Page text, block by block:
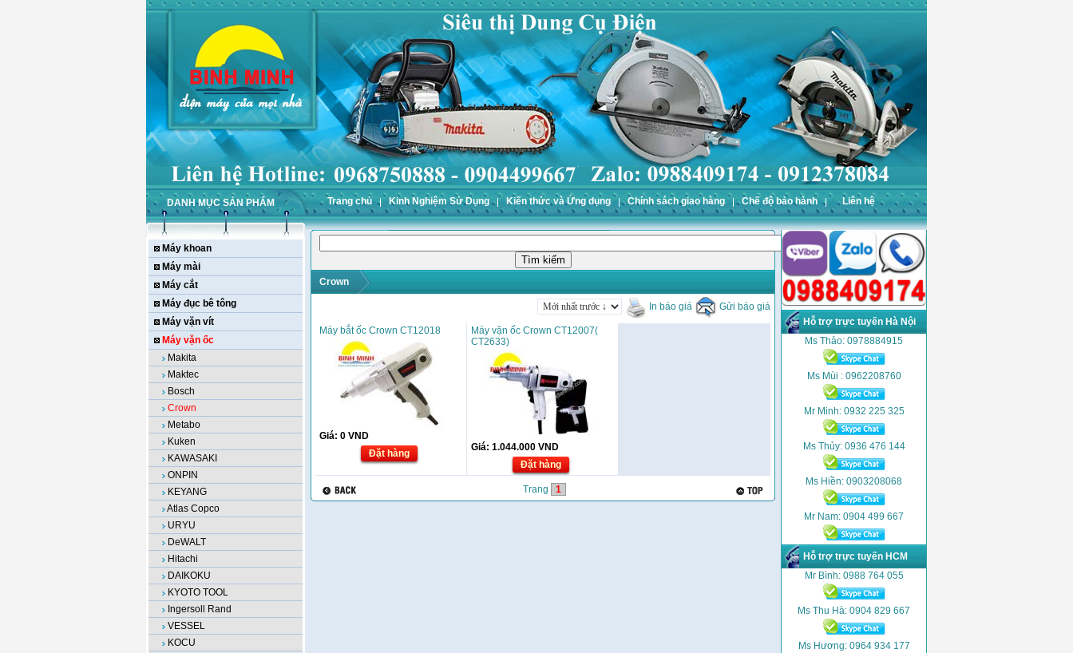
DANH MỤC SẢN PHẨM Trang chủ Kinh Nghiệm Sử Dụng Kiến thức và Ứng dụng Chính sách giao hàng Chế độ bảo hành Liên hệ
Máy khoan
Máy mài
Máy cắt
Máy đục bê tông
Máy vặn vít
Máy vặn ốc
Makita
Maktec
Bosch
Crown
Metabo
Kuken
KAWASAKI
ONPIN
KEYANG
Atlas Copco
URYU
DeWALT
Hitachi
DAIKOKU
KYOTO TOOL
Ingersoll Rand
VESSEL
KOCU
Crown
In báo giá Gửi báo giá
Máy bắt ốc Crown CT12018
Giá: 0 VND
Đặt hàng
Máy vặn ốc Crown CT12007(
CT2633)
Giá: 1.044.000 VND
Đặt hàng
Trang 1
Hỗ trợ trực tuyến Hà Nội
Ms Thảo: 0978884915
Ms Mùi : 0962208760
Mr Minh: 0932 225 325
Ms Thủy: 0936 476 144
Ms Hiền: 0903208068
Mr Nam: 0904 499 667
Hỗ trợ trực tuyến HCM
Mr Bình: 0988 764 055
Ms Thu Hà: 0904 829 667
Ms Hương: 0964 934 177